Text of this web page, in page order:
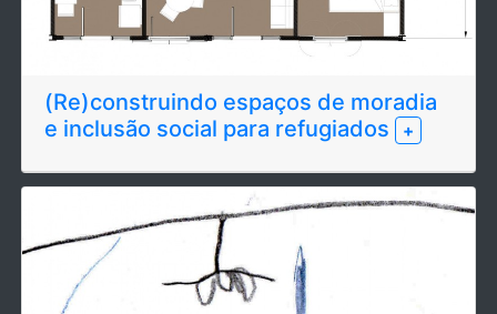
(Re)construindo espaços de moradia
e inclusão social para refugiados
+